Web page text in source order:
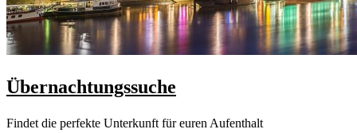
Übernachtungssuche
Findet die perfekte Unterkunft für euren Aufenthalt